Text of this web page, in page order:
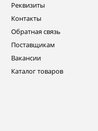
Реквизиты
Контакты
Обратная связь
Поставщикам
Вакансии
Каталог товаров